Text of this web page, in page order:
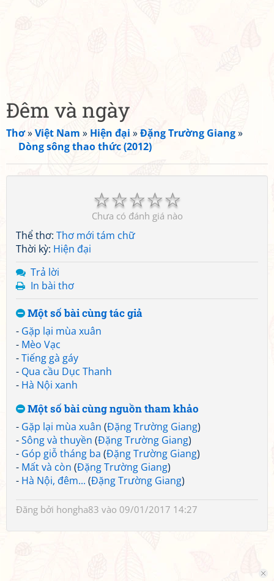
Đêm và ngày
Thơ»Việt Nam » Hiện đại »Đặng Trường Giang»
Dòng sông thao thức (2012)
☆
☆
☆
☆
☆
Chưa có đánh giá nào
Thể thơ: Thơ mới tám chữ
Thời kỳ: Hiện đại
Trả lời
In bài thơ
Một số bài cùng tác giả
- Gặp lại mùa xuân
- Mèo Vạc
-Tiếng gà gáy
- Qua cầu Dục Thanh
- Hà Nội xanh
Một số bài cùng nguồn tham khảo
- Gặp lại mùa xuân (Đặng Trường Giang)
-Sông và thuyền (Đặng Trường Giang)
- Góp giỗ tháng ba (Đặng Trường Giang)
- Mất và còn (Đặng Trường Giang)
- Hà Nội, đêm... (Đặng Trường Giang)
Đăng bởi hongha83 vào 09/01/2017 14:27